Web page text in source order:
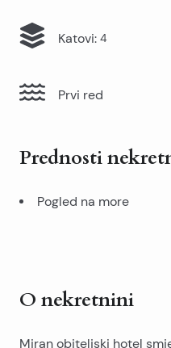
Katovi: 4
Prvi red
Prednosti
Pogled na more
O nekretnini
Miran obiteljski hotel